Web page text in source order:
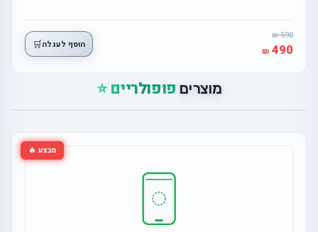
590
490 הוסף לעגלה🛒
מוצרים פופולריים ⭐
מבצע 🔥